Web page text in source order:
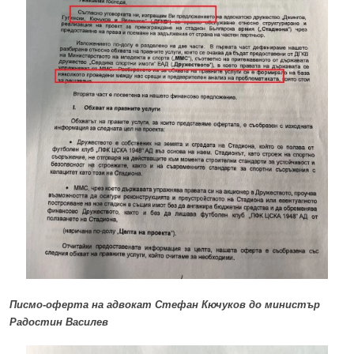
Писмо-оферта на адвокат Стефан Кючуков до министър
Радостин Василев